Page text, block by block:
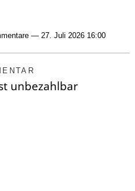
— 27. Juli 2026 16:00
unbezahlbar